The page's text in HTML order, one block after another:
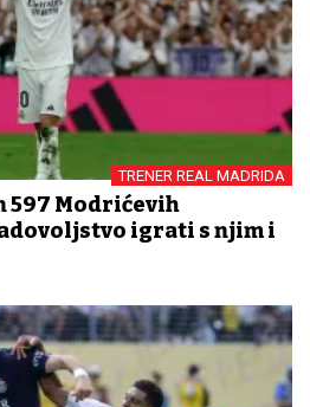
TRENER REAL MADRIDA
597 Modrićevih
igrati s njim i